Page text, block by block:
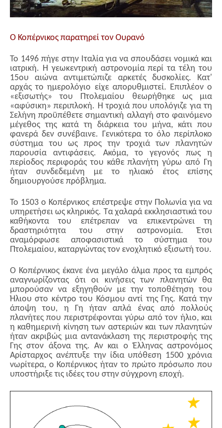
Ο Κοπέρνικος παρατηρεί τον Ουρανό
Το 1496 πήγε στην Ιταλία για να σπουδάσει νομικά και
ιατρική. Η γεωκεντρική αστρονομία περί τα τέλη του
15ου αιώνα αντιμετώπιζε αρκετές δυσκολίες. Κατ'
αρχάς το ημερολόγιο είχε απορυθμιστεί. Επιπλέον ο
«εξισωτής» του Πτολεμαίου θεωρήθηκε ως μια
«αφύσικη» περιπλοκή. Η τροχιά που υπολόγιζε για τη
Σελήνη προϋπέθετε σημαντική αλλαγή στο φαινόμενο
μέγεθος της κατά τη διάρκεια του μήνα, κάτι που
φανερά δεν συνέβαινε. Γενικότερα το όλο περίπλοκο
σύστημα του ως προς την τροχιά των πλανητών
παρουσία αντιφάσεις. Ακόμα, το γεγονός πως η
περίοδος περιφοράς του κάθε πλανήτη γύρω από Γη
ήταν συνδεδεμένη με το ηλιακό έτος επίσης
δημιουργούσε πρόβλημα.
Το 1503 ο Κοπέρνικος επέστρεψε στην Πολωνία για να
υπηρετήσει ως κληρικός. Τα χαλαρά εκκλησιαστικά του
καθήκοντα του επέτρεπαν να επικεντρώνει τη
δραστηριότητα του στην αστρονομία. Έτσι
αναμόρφωσε αποφασιστικά το σύστημα του
Πτολεμαίου, καταργώντας τον ενοχλητικό εξισωτή του.
Ο Κοπέρνικος έκανε ένα μεγάλο άλμα προς τα εμπρός
αναγνωρίζοντας ότι οι κινήσεις των πλανητών θα
μπορούσαν να εξηγηθούν με την τοποθέτηση του
Ήλιου στο κέντρο του Κόσμου αντί της Γης. Κατά την
άποψη του, η Γη ήταν απλά ένας από πολλούς
πλανήτες που περιστρέφονται γύρω από τον ήλιο, και
η καθημερινή κίνηση των αστεριών και των πλανητών
ήταν ακριβώς μια αντανάκλαση της περιστροφής της
Γης στον άξονα της. Αν και ο Έλληνας αστρονόμος
Αρίσταρχος ανέπτυξε την ίδια υπόθεση 1500 χρόνια
νωρίτερα, ο Κοπέρνικος ήταν το πρώτο πρόσωπο που
υποστήριξε τις ιδέες του στην σύγχρονη εποχή.